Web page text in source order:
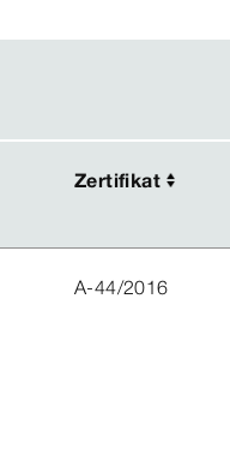
Zertifikat
Zertifikat
A-44/2016